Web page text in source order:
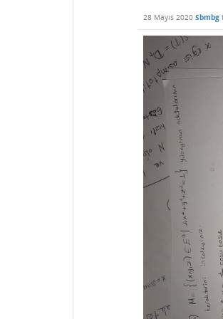
28 Mayıs 2020 Sbmbg